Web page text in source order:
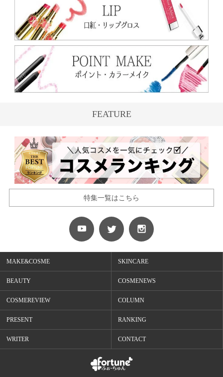
FEATURE
特集一覧はこちら
MAKE&COSME SKINCARE
BEAUTY COSMENEWS
COSMEREVIEW COLUMN
PRESENT RANKING
WRITER CONTACT